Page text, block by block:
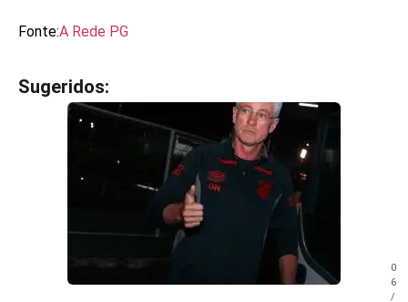
Fonte:A Rede PG
Sugeridos:
0
6
/